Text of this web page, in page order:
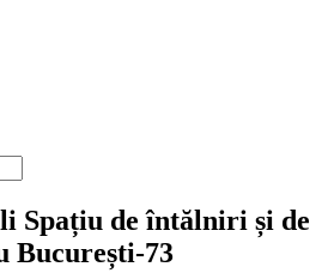
Spațiu de întălniri și de
București-73